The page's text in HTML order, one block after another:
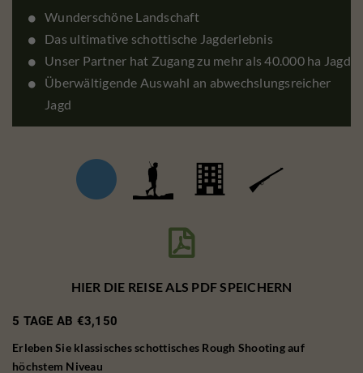
Wunderschöne Landschaft
Das ultimative schottische Jagderlebnis
Unser Partner hat Zugang zu mehr als 40.000 ha Jagd
Überwältigende Auswahl an abwechslungsreicher
Jagd

HIER DIE REISE ALS PDF SPEICHERN
5 TAGE AB €3,150
Erleben Sie klassisches schottisches Rough Shooting auf
höchstem Niveau